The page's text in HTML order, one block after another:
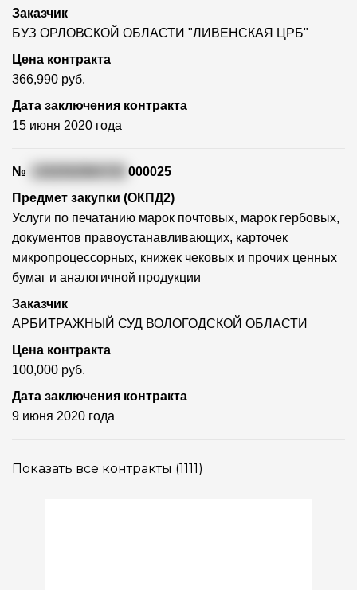
Заказчик
БУЗ ОРЛОВСКОЙ ОБЛАСТИ "ЛИВЕНСКАЯ ЦРБ"
Цена контракта
366,990 руб.
Дата заключения контракта
15 июня 2020 года
№
000025
Предмет закупки (ОКПД2)
Услуги по печатанию марок почтовых, марок гербовых,
документов правоустанавливающих, карточек
микропроцессорных, книжек чековых и прочих ценных
бумаг и аналогичной продукции
Заказчик
АРБИТРАЖНЫЙ СУД ВОЛОГОДСКОЙ ОБЛАСТИ
Цена контракта
100,000 руб.
Дата заключения контракта
9 июня 2020 года
Показать все контракты (1111)